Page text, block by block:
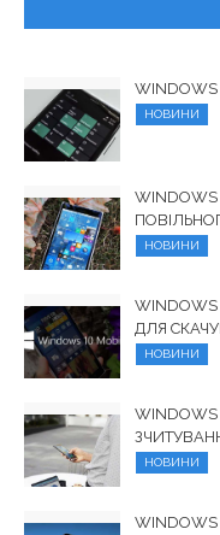
НОВИНИ
НОВИНИ
ДЛЯ
НОВИНИ
НОВИНИ